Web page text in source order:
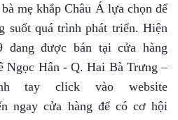
mẹ khắp Châu Á lựa chọn để
suốt quá trình phát triển. Hiện
được bán tại cửa hàng
Ngọc Hân - Q. Hai Bà Trưng –
tay click vào website
ngay cửa hàng để có cơ hội